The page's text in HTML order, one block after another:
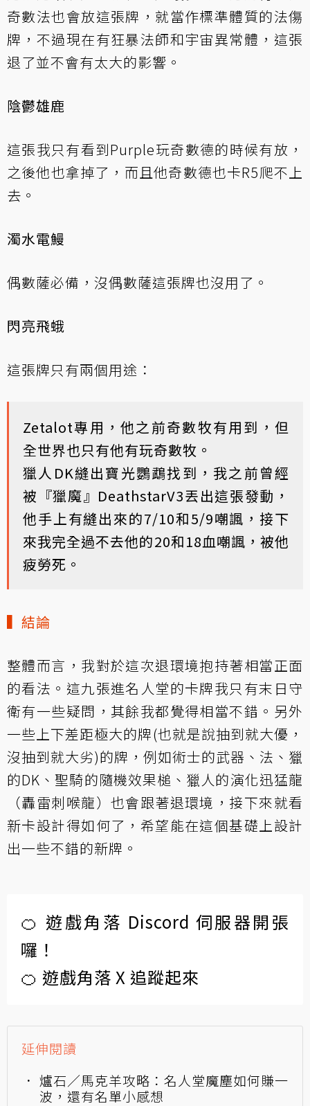
奇數法也會放這張牌，就當作標準體質的法傷
牌，不過現在有狂暴法師和宇宙異常體，這張
退了並不會有太大的影響。
陰鬱雄鹿
這張我只有看到Purple玩奇數德的時候有放，
之後他也拿掉了，而且他奇數德也卡R5爬不上
去。
濁水電鰻
偶數薩必備，沒偶數薩這張牌也沒用了。
閃亮飛蛾
這張牌只有兩個用途：
Zetalot專用，他之前奇數牧有用到，但
全世界也只有他有玩奇數牧。
獵人DK縫出寶光鸚鵡找到，我之前曾經
被『獵魔』DeathstarV3丟出這張發動，
他手上有縫出來的7/10和5/9嘲諷，接下
來我完全過不去他的20和18血嘲諷，被他
疲勞死。
▍結論
整體而言，我對於這次退環境抱持著相當正面
的看法。這九張進名人堂的卡牌我只有末日守
衛有一些疑問，其餘我都覺得相當不錯。另外
一些上下差距極大的牌(也就是說抽到就大優，
沒抽到就大劣)的牌，例如術士的武器、法、獵
的DK、聖騎的隨機效果槌、獵人的演化迅猛龍
（轟雷刺喉龍）也會跟著退環境，接下來就看
新卡設計得如何了，希望能在這個基礎上設計
出一些不錯的新牌。
🍊 遊戲角落 Discord 伺服器開張
囉！
🍊 遊戲角落 X 追蹤起來
延伸閱讀
爐石／馬克羊攻略：名人堂魔塵如何賺一
波，還有名單小感想